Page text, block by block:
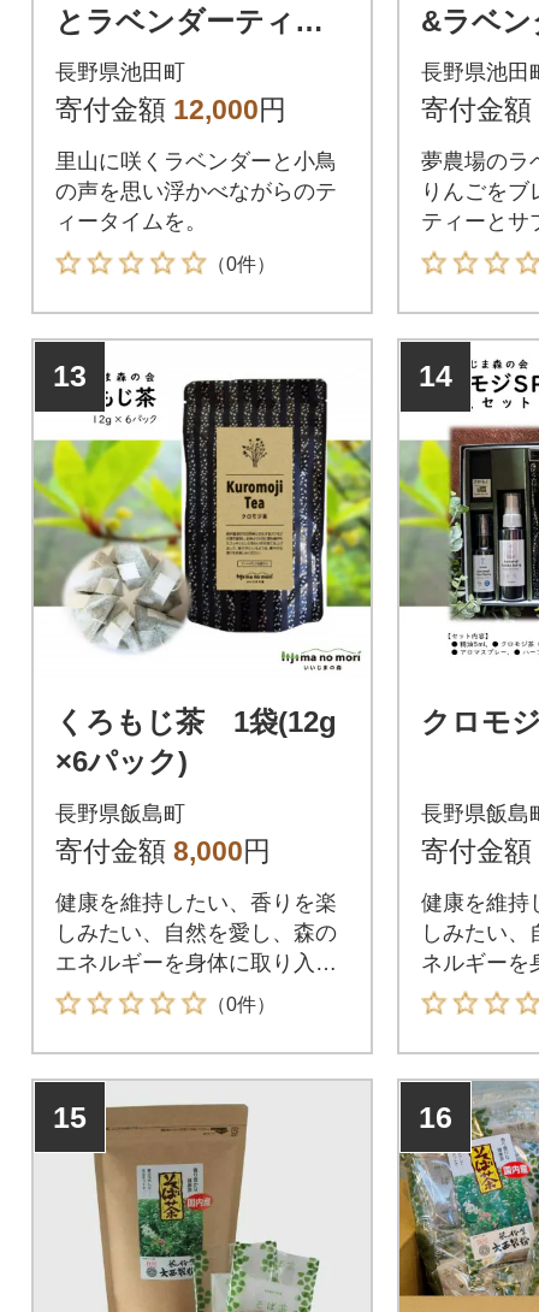
とラベンダーティー2
P×2袋・ラベンダーア
ップルティー1P×1袋
長野県池田町
寄付金額 12,000円
里山に咲くラベンダーと小鳥
の声を思い浮かべながらのテ
ィータイムを。
（0件）
&ラベ
ティー3
長野県池田
寄付金額
夢農場のラ
りんごをブ
ティーとサ
13
くろもじ茶 1袋(12g
×6パック)
長野県飯島町
寄付金額 8,000円
健康を維持したい、香りを楽
しみたい、自然を愛し、森の
エネルギーを身体に取り入れ
たい方にお届けします。
（0件）
14
クロモ
長野県飯島
寄付金額
健康を維持
しみたい、
ネルギーを
い方にお届
15 16